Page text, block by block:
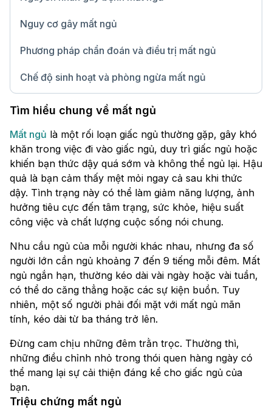
Nguy cơ gây mất ngủ
Phương pháp chẩn đoán và điều trị mất ngủ
Chế độ sinh hoạt và phòng ngừa mất ngủ
Tìm hiểu chung về mất ngủ
Mất ngủ là một rối loạn giấc ngủ thường gặp, gây khó
khăn trong việc đi vào giấc ngủ, duy trì giấc ngủ hoặc
khiến bạn thức dậy quá sớm và không thể ngủ lại. Hậu
quả là bạn cảm thấy mệt mỏi ngay cả sau khi thức
dậy. Tình trạng này có thể làm giảm năng lượng, ảnh
hưởng tiêu cực đến tâm trạng, sức khỏe, hiệu suất
công việc và chất lượng cuộc sống nói chung.
Nhu cầu ngủ của mỗi người khác nhau, nhưng đa số
người lớn cần ngủ khoảng 7 đến 9 tiếng mỗi đêm. Mất
ngủ ngắn hạn, thường kéo dài vài ngày hoặc vài tuần,
có thể do căng thẳng hoặc các sự kiện buồn. Tuy
nhiên, một số người phải đối mặt với mất ngủ mãn
tính, kéo dài từ ba tháng trở lên.
Đừng cam chịu những đêm trằn trọc. Thường thì,
những điều chỉnh nhỏ trong thói quen hàng ngày có
thể mang lại sự cải thiện đáng kể cho giấc ngủ của
bạn.
Triệu chứng mất ngủ